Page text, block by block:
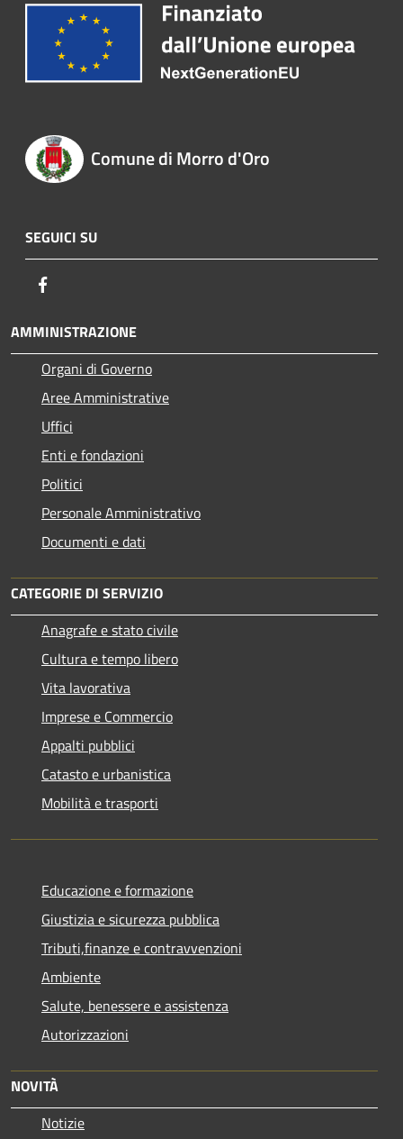
Comune di Morro d'Oro
SEGUICI SU
AMMINISTRAZIONE
Organi di Governo
Aree Amministrative
Uffici
Enti e fondazioni
Politici
Personale Amministrativo
Documenti e dati
CATEGORIE DI SERVIZIO
Anagrafe e stato civile
Cultura e tempo libero
Vita lavorativa
Imprese e Commercio
Appalti pubblici
Catasto e urbanistica
Mobilità e trasporti
Educazione e formazione
Giustizia e sicurezza pubblica
Tributi,finanze e contravvenzioni
Ambiente
Salute, benessere e assistenza
Autorizzazioni
NOVITÀ
Notizie